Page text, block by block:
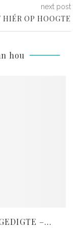
next post
HIÉR OP HOOGTE
hou
–...